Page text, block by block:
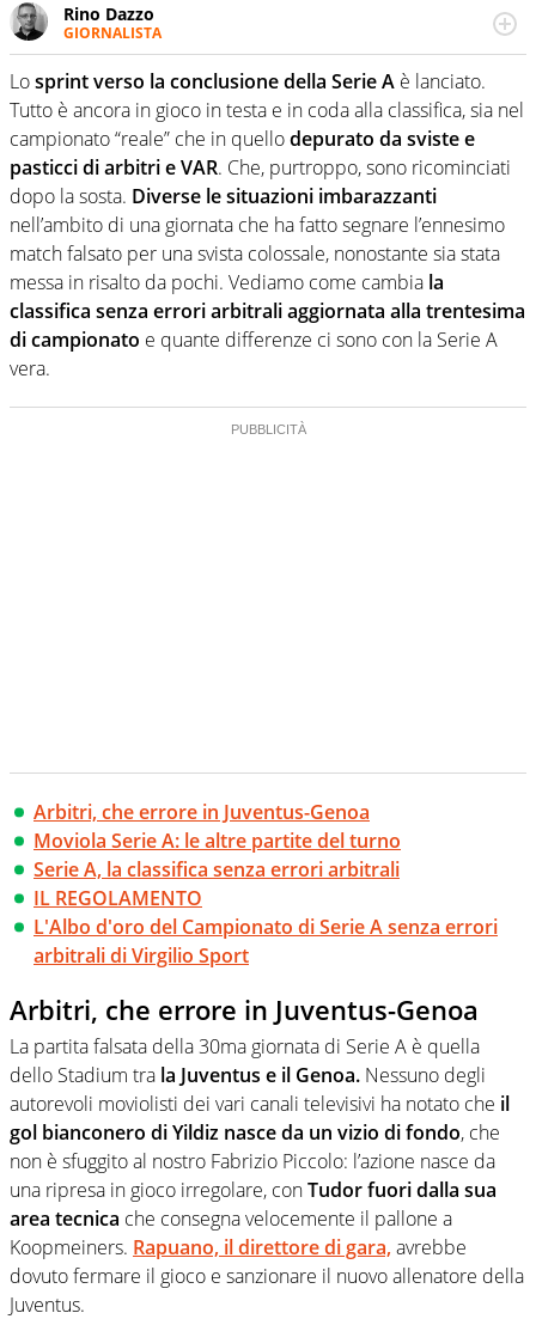
Rino Dazzo
GIORNALISTA
Se mai ci fosse modo di traslare il glossario del calcio in
una nicchia di esperti, lui ne farebbe parte. Non si perde
una svista arbitrale né gli umori social del mondo delle
curve
Losprint verso la conclusione della Serie A è lanciato.
Tutto è ancora in gioco in testa e in coda alla classifica, sia nel
campionato “reale” che in quellodepurato da sviste e
pasticci di arbitri e VAR. Che, purtroppo, sono ricominciati
dopo la sosta. Diverse le situazioni imbarazzanti
nell’ambito di una giornata che ha fatto segnare l’ennesimo
match falsato per una svista colossale, nonostante sia stata
messa in risalto da pochi. Vediamo come cambia la
classifica senza errori arbitrali aggiornata alla trentesima
di campionato e quante differenze ci sono con la Serie A
vera.
Arbitri, che errore in Juventus-Genoa
Moviola Serie A: le altre partite del turno
Serie A, la classifica senza errori arbitrali
IL REGOLAMENTO
L'Albo d'oro del Campionato di Serie A senza errori
arbitrali di Virgilio Sport
Arbitri, che errore in Juventus-Genoa
La partita falsata della 30ma giornata di Serie A è quella
dello Stadium tra la Juventus e il Genoa. Nessuno degli
autorevoli moviolisti dei vari canali televisivi ha notato che il
gol bianconero di Yildiz nasce da un vizio di fondo, che
non è sfuggito al nostro Fabrizio Piccolo: l’azione nasce da
una ripresa in gioco irregolare, conTudor fuori dalla sua
area tecnica che consegna velocemente il pallone a
Koopmeiners. Rapuano, il direttore di gara,avrebbe
dovuto fermare il gioco e sanzionare il nuovo allenatore della
Juventus.